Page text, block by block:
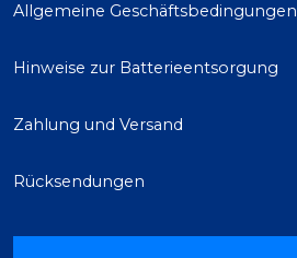
Allgemeine Geschäftsbedingungen
Hinweise zur Batterieentsorgung
Zahlung und Versand
Rücksendungen